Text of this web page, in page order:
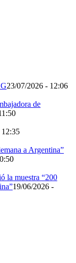
23/07/2026 - 12:06
de
a Argentina”
la muestra “200
19/06/2026 -